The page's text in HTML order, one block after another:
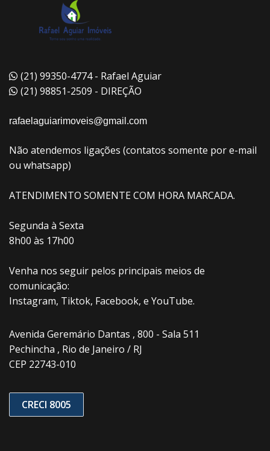
(21) 99350-4774 - Rafael Aguiar
(21) 98851-2509 - DIREÇÃO
rafaelaguiarimoveis@gmail.com
Não atendemos ligações (contatos somente por e-mail
ou whatsapp)
ATENDIMENTO SOMENTE COM HORA MARCADA.
Segunda à Sexta
8h00 às 17h00
Venha nos seguir pelos principais meios de
comunicação:
Instagram, Tiktok, Facebook, e YouTube.
Avenida Geremário Dantas , 800 - Sala 511
Pechincha , Rio de Janeiro / RJ
CEP 22743-010
CRECI 8005